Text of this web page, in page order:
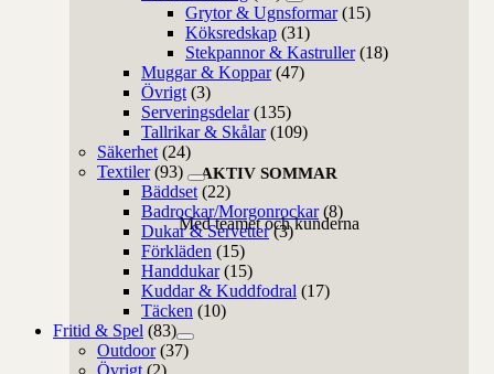
AKTIV SOMMAR
Med teamet och kunderna
Grytor & Ugnsformar (15)
Köksredskap (31)
Stekpannor & Kastruller (18)
Muggar & Koppar (47)
Övrigt (3)
Serveringsdelar (135)
Tallrikar & Skålar (109)
Säkerhet (24)
Textiler (93)
Bäddset (22)
Badrockar/Morgonrockar (8)
Dukar & Servetter (3)
Förkläden (15)
Handdukar (15)
Kuddar & Kuddfodral (17)
Täcken (10)
Fritid & Spel (83)
Outdoor (37)
Övrigt (2)